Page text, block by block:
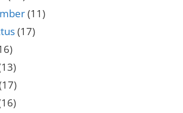
(11)
(17)